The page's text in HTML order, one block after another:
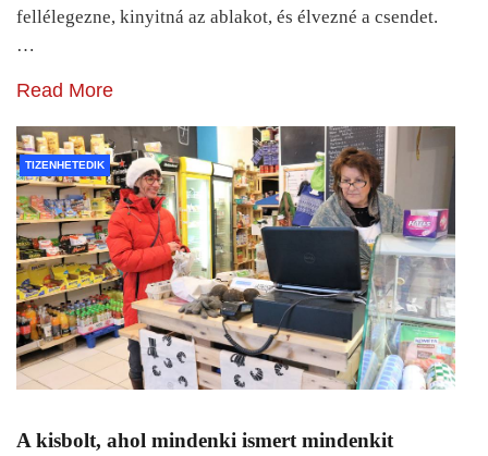
fellélegezne, kinyitná az ablakot, és élvezné a csendet.
…
Read More
TIZENHETEDIK
A kisbolt, ahol mindenki ismert mindenkit